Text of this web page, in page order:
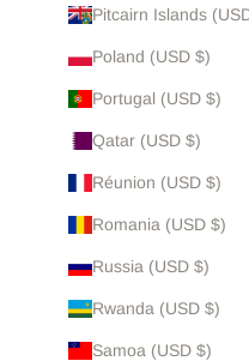
Pitcairn Islands
Poland (USD $)
Portugal (USD $)
Qatar (USD $)
Réunion (USD $)
Romania (USD $)
Russia (USD $)
Rwanda (USD $)
Samoa (USD $)